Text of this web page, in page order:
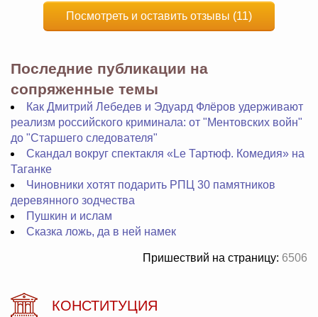
Посмотреть и оставить отзывы (11)
Последние публикации на
сопряженные темы
Как Дмитрий Лебедев и Эдуард Флёров удерживают
реализм российского криминала: от "Ментовских войн"
до "Старшего следователя"
Скандал вокруг спектакля «Le Тартюф. Комедия» на
Таганке
Чиновники хотят подарить РПЦ 30 памятников
деревянного зодчества
Пушкин и ислам
Сказка ложь, да в ней намек
Пришествий на страницу: 6506
КОНСТИТУЦИЯ